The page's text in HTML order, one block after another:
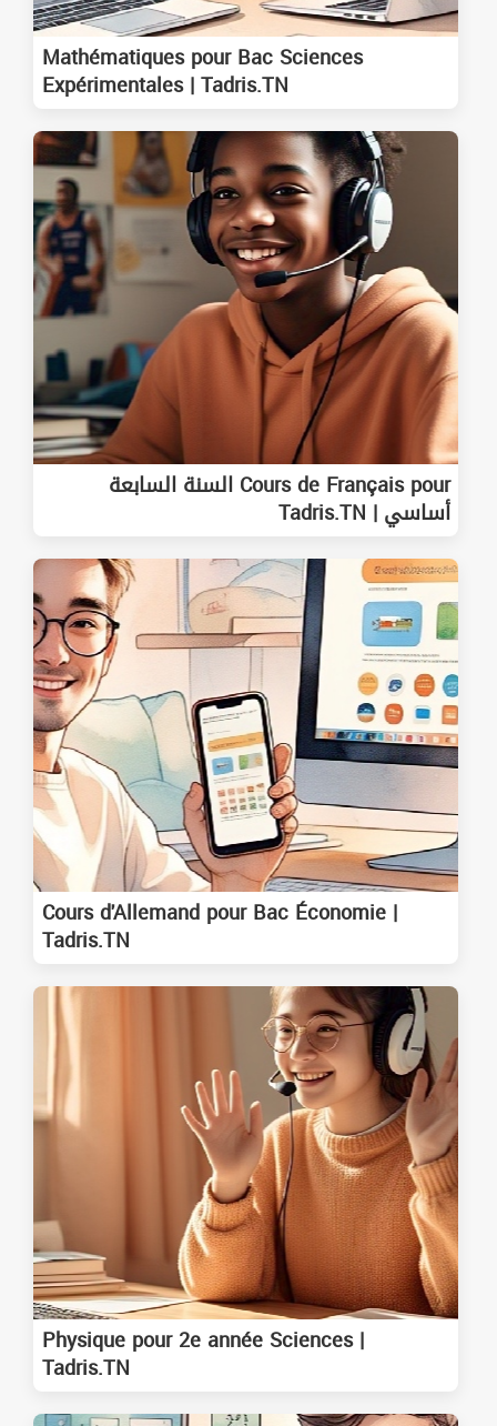
Mathématiques pour Bac Sciences
Expérimentales | Tadris.TN
Cours de Français pour السنة السابعة
أساسي | Tadris.TN
Cours d'Allemand pour Bac Économie |
Tadris.TN
Physique pour 2e année Sciences |
Tadris.TN